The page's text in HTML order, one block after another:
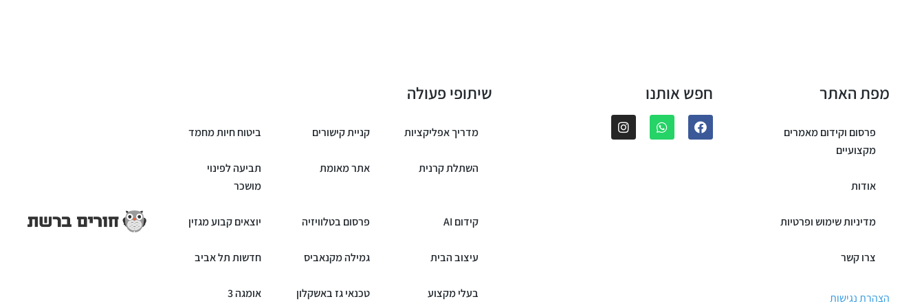
מפת האתר
פרסום וקידום מאמרים
מקצועיים
אודות
מדיניות שימוש ופרטיות
צרו קשר
הצהרת נגישות
חפש אותנו שיתופי פעולה
מדריך אפליקציות קניית קישורים ביטוח חיות מחמד
השתלת קרנית אתר מאומת
תביעה לפינוי
מושכר
קידום AI פרסום בטלוויזיה יוצאים קבוע מגזין
עיצוב הבית גמילה מקנאביס חדשות תל אביב
בעלי מקצוע טכנאי גז באשקלון אומגה 3